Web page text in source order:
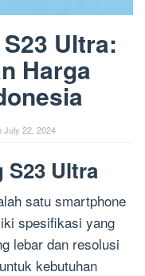
Ultra:
Harga
July 22, 2024
S23 Ultra
satu smartphone
spesifikasi yang
lebar dan resolusi
kebutuhan